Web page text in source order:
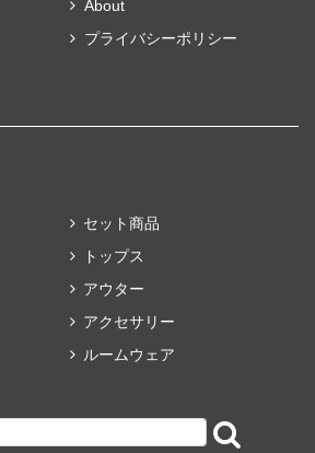
About
プライバシーポリシー
セット商品
トップス
アウター
アクセサリー
ルームウェア